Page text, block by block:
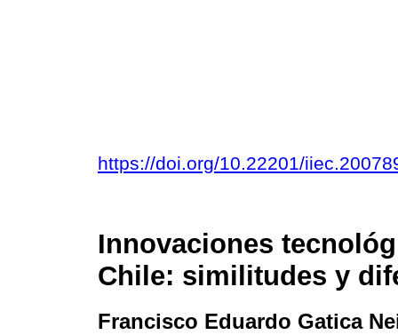
https://doi.org/10.22201/
Innovaciones
Chile: similitudes y
Francisco Eduardo Gatica